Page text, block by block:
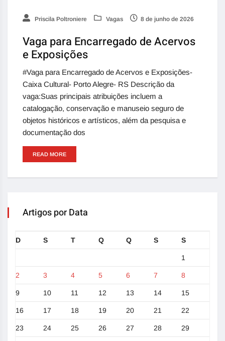
Priscila Poltroniere Vagas 8 de junho de 2026
Vaga para Encarregado de Acervos
e Exposições
#Vaga para Encarregado de Acervos e Exposições-
Caixa Cultural- Porto Alegre- RS Descrição da
vaga:Suas principais atribuições incluem a
catalogação, conservação e manuseio seguro de
objetos históricos e artísticos, além da pesquisa e
documentação dos
READ MORE
Artigos por Data
D S T Q Q S S
1
2 3 4 5 6 7 8
9 10 11 12 13 14 15
16 17 18 19 20 21 22
23 24 25 26 27 28 29